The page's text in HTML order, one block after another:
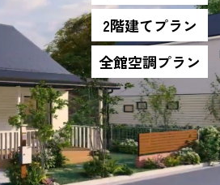
2階建てプラン
全館空調プラン